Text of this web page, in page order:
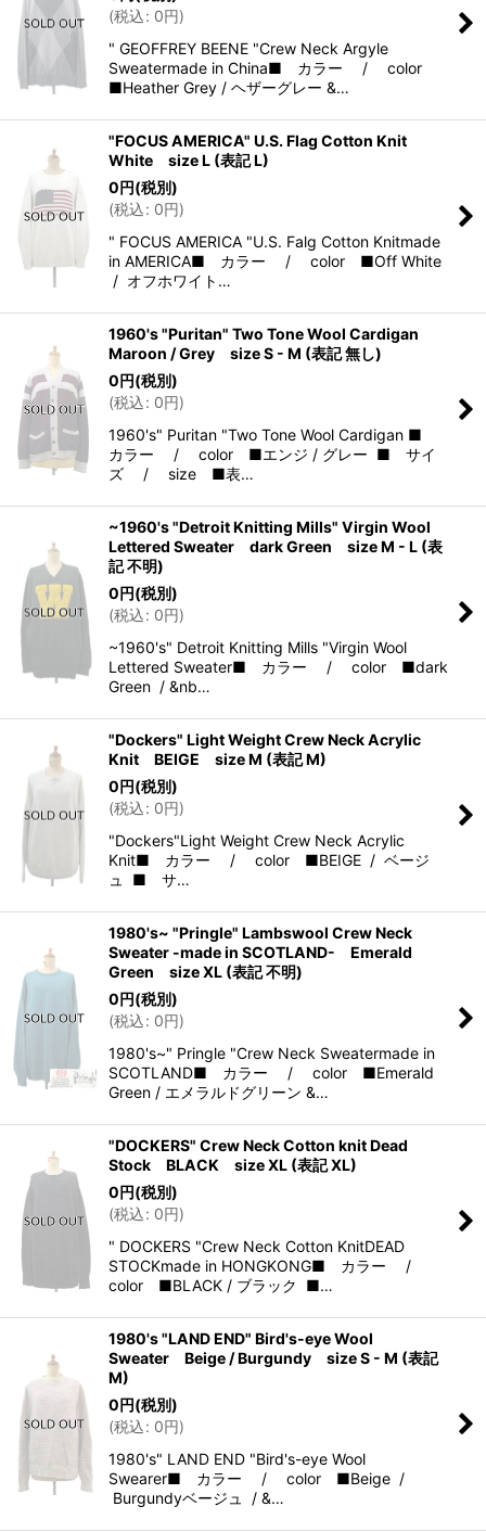
(税込: 0円)
" GEOFFREY BEENE "Crew Neck Argyle
Sweatermade in China■ カラー / color
■Heather Grey / ヘザーグレー &…
"FOCUS AMERICA" U.S. Flag Cotton Knit
White size L (表記 L)
0円(税別)
(税込: 0円)
" FOCUS AMERICA "U.S. Falg Cotton Knitmade
in AMERICA■ カラー / color ■Off White
/ オフホワイト…
1960's "Puritan" Two Tone Wool Cardigan
Maroon / Grey size S - M (表記 無し)
0円(税別)
(税込: 0円)
1960's" Puritan "Two Tone Wool Cardigan ■
カラー / color ■エンジ / グレー ■ サイ
ズ / size ■表…
~1960's "Detroit Knitting Mills" Virgin Wool
Lettered Sweater dark Green size M - L (表
記 不明)
0円(税別)
(税込: 0円)
~1960's" Detroit Knitting Mills "Virgin Wool
Lettered Sweater■ カラー / color ■dark
Green / &nb…
"Dockers" Light Weight Crew Neck Acrylic
Knit BEIGE size M (表記 M)
0円(税別)
(税込: 0円)
"Dockers"Light Weight Crew Neck Acrylic
Knit■ カラー / color ■BEIGE / ベージ
ュ ■ サ…
1980's~ "Pringle" Lambswool Crew Neck
Sweater -made in SCOTLAND- Emerald
Green size XL (表記 不明)
0円(税別)
(税込: 0円)
1980's~" Pringle "Crew Neck Sweatermade in
SCOTLAND■ カラー / color ■Emerald
Green / エメラルドグリーン &…
"DOCKERS" Crew Neck Cotton knit Dead
Stock BLACK size XL (表記 XL)
0円(税別)
(税込: 0円)
" DOCKERS "Crew Neck Cotton KnitDEAD
STOCKmade in HONGKONG■ カラー /
color ■BLACK / ブラック ■…
1980's "LAND END" Bird's-eye Wool
Sweater Beige / Burgundy size S - M (表記
M)
0円(税別)
(税込: 0円)
1980's" LAND END "Bird's-eye Wool
Swearer■ カラー / color ■Beige /
Burgundyベージュ / &…